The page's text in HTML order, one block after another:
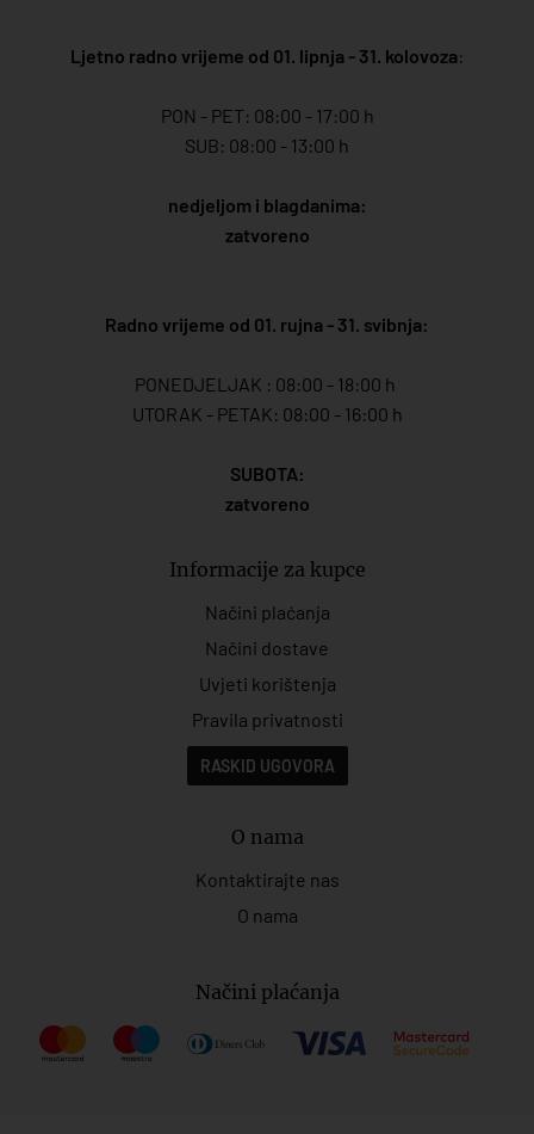
Ljetno radno vrijeme od 01. lipnja - 31. kolovoza:
PON - PET: 08:00 - 17:00 h
SUB: 08:00 - 13:00 h
nedjeljom i blagdanima:
zatvoreno
Radno vrijeme od 01. rujna - 31. svibnja:
PONEDJELJAK : 08:00 - 18:00 h
UTORAK - PETAK: 08:00 - 16:00 h
SUBOTA:
zatvoreno
Informacije za kupce
Načini plaćanja
Načini dostave
Uvjeti korištenja
Pravila privatnosti
RASKID UGOVORA
O nama
Kontaktirajte nas
O nama
Načini plaćanja